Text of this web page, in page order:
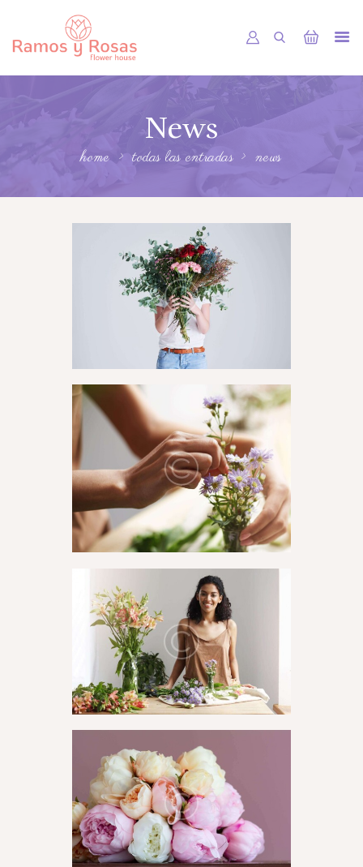
News
home todas las entradas news
TIENDA
RAMOS
OTRAS CIUDADES
FLORES POR SUBSCRIPCION
BLOG
CONTÁCTENOS